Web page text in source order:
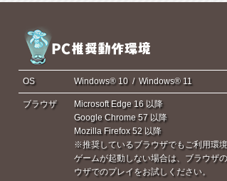
OS Windows® 10 / Windows® 11
ブラウザ
Microsoft Edge 16 以降
Google Chrome 57 以降
Mozilla Firefox 52 以降
※推奨しているブラウザでもご利用環
ゲームが起動しない場合は、ブラウザ
ウザでのプレイをお試しください。